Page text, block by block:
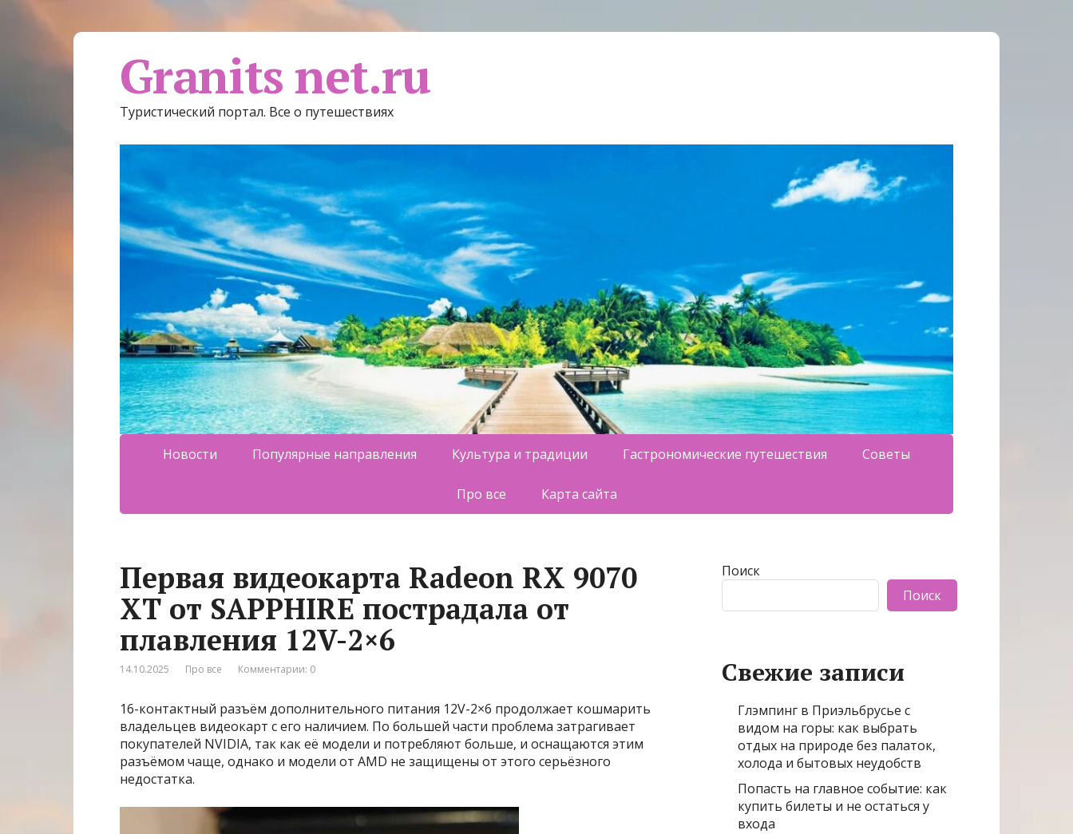
Granits net.ru
Туристический портал. Все о путешествиях
Новости Популярные направления Культура и традиции Гастрономические путешествия Советы
Про все Карта сайта
Первая видеокарта Radeon RX 9070
XT от SAPPHIRE пострадала от
плавления 12V-2×6
14.10.2025 Про все Комментарии: 0
16-контактный разъём дополнительного питания 12V-2×6 продолжает кошмарить
владельцев видеокарт с его наличием. По большей части проблема затрагивает
покупателей NVIDIA, так как её модели и потребляют больше, и оснащаются этим
разъёмом чаще, однако и модели от AMD не защищены от этого серьёзного
недостатка.
Поиск
Поиск
Свежие записи
Глэмпинг в Приэльбрусье с
видом на горы: как выбрать
отдых на природе без палаток,
холода и бытовых неудобств
Попасть на главное событие: как
купить билеты и не остаться у
входа